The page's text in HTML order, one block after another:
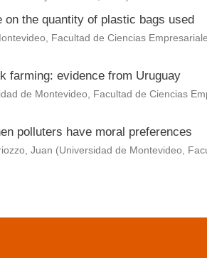
the quantity of plastic bags used
Facultad de Ciencias
farming: evidence from Uruguay
de Montevideo, Facultad de Ciencias
polluters have moral preferences
Juan (Universidad de Montevideo,